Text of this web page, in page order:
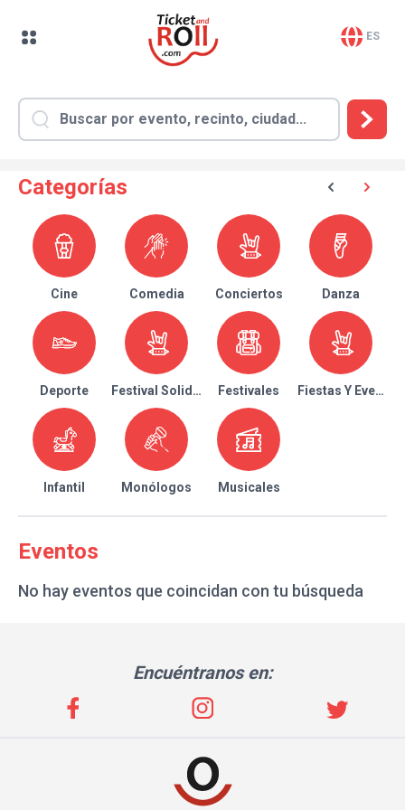
ES
Categorías
Cine Comedia Conciertos Danza
Deporte Festival Solidario Festivales Fiestas Y Eventos
Infantil Monólogos Musicales
Eventos
No hay eventos que coincidan con tu búsqueda
Encuéntranos en: